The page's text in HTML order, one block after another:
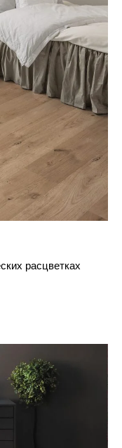
расцветках